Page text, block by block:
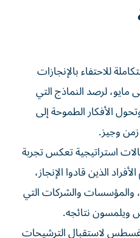
للاحتفاء بالإنجازات
مايو، لرصد النماذج التي
الأفكار الطموحة إلى
وجيز.
استراتيجية تعكس تجربة
الذين قادوا الإنجاز،
والمؤسسات والشركات التي
ويلمسون نتائجه.
لاستقبال الترشيحات